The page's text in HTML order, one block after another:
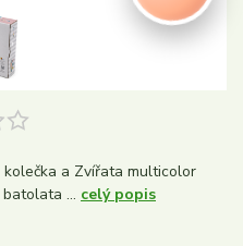
a Zvířata multicolor
... celý popis